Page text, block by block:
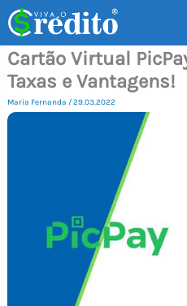
para
conteúdo
Cartão Virtual
Taxas e Vantagens!
Maria Fernanda /29.03.2022